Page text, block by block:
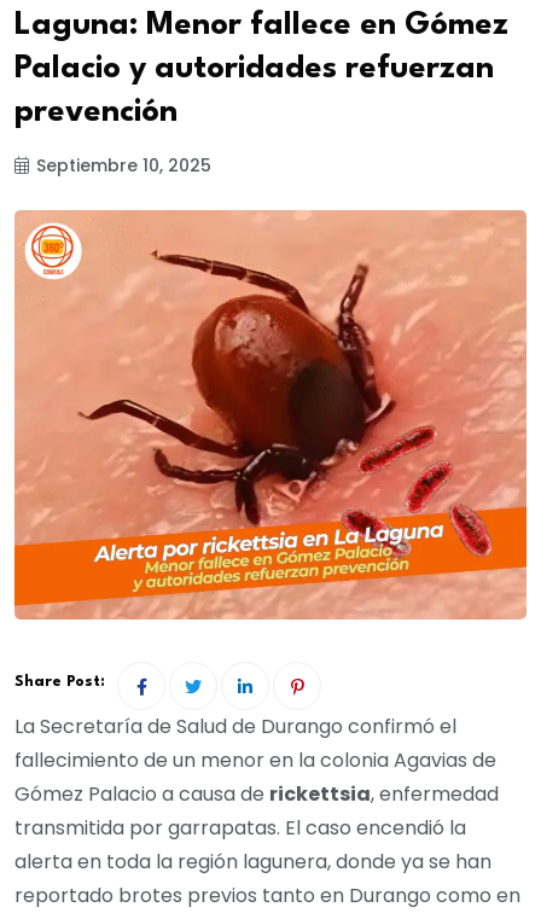
Laguna: Menor fallece en Gómez
Palacio y autoridades refuerzan
prevención
Septiembre 10, 2025
Share Post:
La Secretaría de Salud de Durango confirmó el
fallecimiento de un menor en la colonia Agavias de
Gómez Palacio a causa de rickettsia, enfermedad
transmitida por garrapatas. El caso encendió la
alerta en toda la región lagunera, donde ya se han
reportado brotes previos tanto en Durango como en